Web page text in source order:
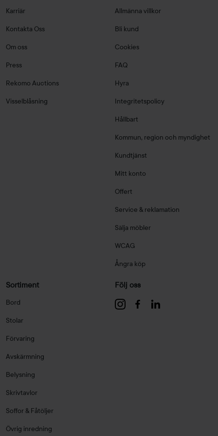
Karriär
Kontakta Oss
Om oss
Press
Rekomo Auctions
Visselblåsning
Allmänna villkor
Bli kund
Cookies
FAQ
Hyra
Integritetspolicy
Hållbart
Kommun, region och myndighet
Kundtjänst
Mitt konto
Offert
Service & reklamation
Sälja möbler
WCAG
Ångra köp
Sortiment
Bord
Stolar
Förvaring
Avskärmning
Belysning
Skrivtavlor
Soffor & Fåtöljer
Övrig inredning
Följ oss